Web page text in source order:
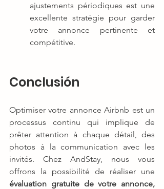
ajustements périodiques est une
excellente stratégie pour garder
votre annonce pertinente et
compétitive.
Conclusión
Optimiser votre annonce Airbnb est un
processus continu qui implique de
prêter attention à chaque détail, des
photos à la communication avec les
invités. Chez AndStay, nous vous
évaluation gratuite de votre annonce,